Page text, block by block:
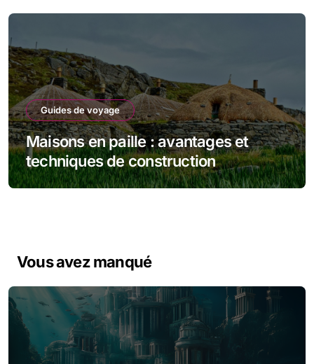
Guides de voyage
Maisons en paille : avantages et
techniques de construction
Vous avez manqué